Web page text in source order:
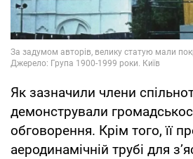
Як зазначили члени
демонстрували
обговорення. Крім того, її
аеродинамічній трубі для